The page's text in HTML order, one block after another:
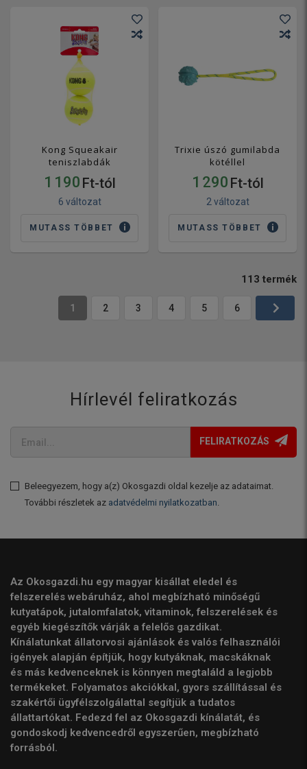
Kong Squeakair
teniszlabdák
1 190 Ft-tól
6 változat
MUTASS TÖBBET
Trixie úszó gumilabda
kötéllel
1 290 Ft-tól
2 változat
MUTASS TÖBBET
113 termék
1 2 3 4 5 6
Hírlevél feliratkozás
FELIRATKOZÁS
Beleegyezem, hogy a(z) Okosgazdi oldal kezelje az adataimat.
További részletek az adatvédelmi nyilatkozatban.
Az Okosgazdi.hu egy magyar kisállat eledel és
felszerelés webáruház, ahol megbízható minőségű
kutyatápok, jutalomfalatok, vitaminok, felszerelések és
egyéb kiegészítők várják a felelős gazdikat.
Kínálatunkat állatorvosi ajánlások és valós felhasználói
igények alapján építjük, hogy kutyáknak, macskáknak
és más kedvenceknek is könnyen megtaláld a legjobb
termékeket. Folyamatos akciókkal, gyors szállítással és
szakértői ügyfélszolgálattal segítjük a tudatos
állattartókat. Fedezd fel az Okosgazdi kínálatát, és
gondoskodj kedvencedről egyszerűen, megbízható
forrásból.